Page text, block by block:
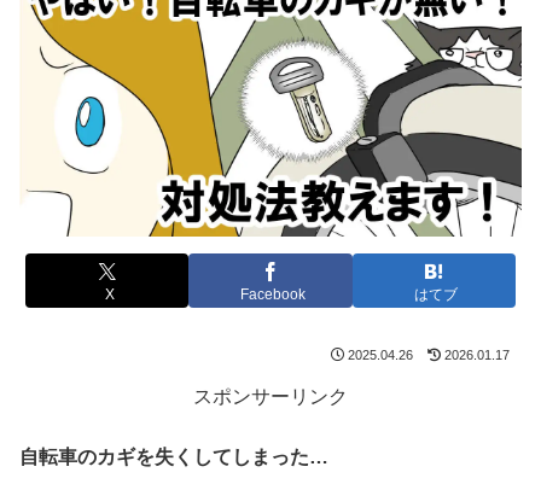
X Facebook はてブ
2025.04.26 2026.01.17
スポンサーリンク
自転車のカギを失くしてしまった…